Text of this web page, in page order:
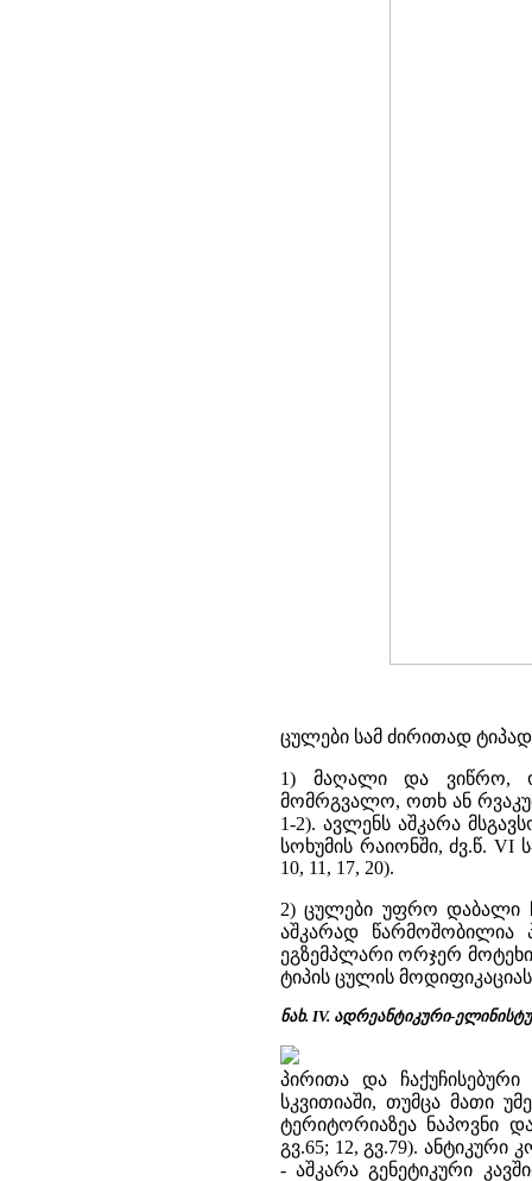
ცულები სამ ძირითად
1) მაღალი და ვიწრო,
მომრგვალო, ოთხ ან
1-2). ავლენს აშკარა
სოხუმის რაიონში, ძვ.წ. VI
10, 11, 17, 20).
2) ცულები უფრო დაბალი
აშკარად წარმოშობილია
ეგზემპლარი ორჯერ
ტიპის ცულის
ნახ. IV. ადრეანტიკური-
პირითა და
სკვითიაში, თუმცა მათი
ტერიტორიაზეა ნაპოვნი
გვ.65; 12, გვ.79).
- აშკარა გენეტიკური